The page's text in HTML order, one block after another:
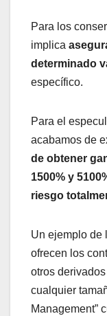
Para los
implica
determinado
específico.
Para el
acabamos de
de obtener
1500% y
riesgo
Un ejemplo de
ofrecen los
otros
cualquier
Management”